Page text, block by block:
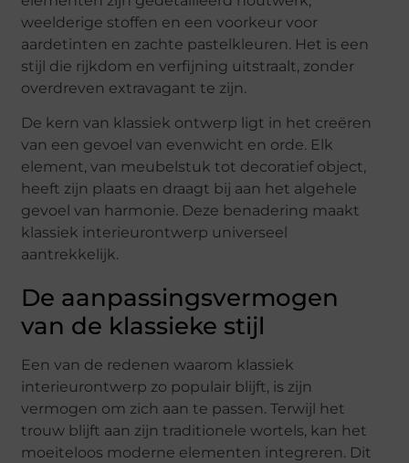
weelderige stoffen en een voorkeur voor
aardetinten en zachte pastelkleuren. Het is een
stijl die rijkdom en verfijning uitstraalt, zonder
overdreven extravagant te zijn.
De kern van klassiek ontwerp ligt in het creëren
van een gevoel van evenwicht en orde. Elk
element, van meubelstuk tot decoratief object,
heeft zijn plaats en draagt bij aan het algehele
gevoel van harmonie. Deze benadering maakt
klassiek interieurontwerp universeel
aantrekkelijk.
De aanpassingsvermogen
van de klassieke stijl
Een van de redenen waarom klassiek
interieurontwerp zo populair blijft, is zijn
vermogen om zich aan te passen. Terwijl het
trouw blijft aan zijn traditionele wortels, kan het
moeiteloos moderne elementen integreren. Dit